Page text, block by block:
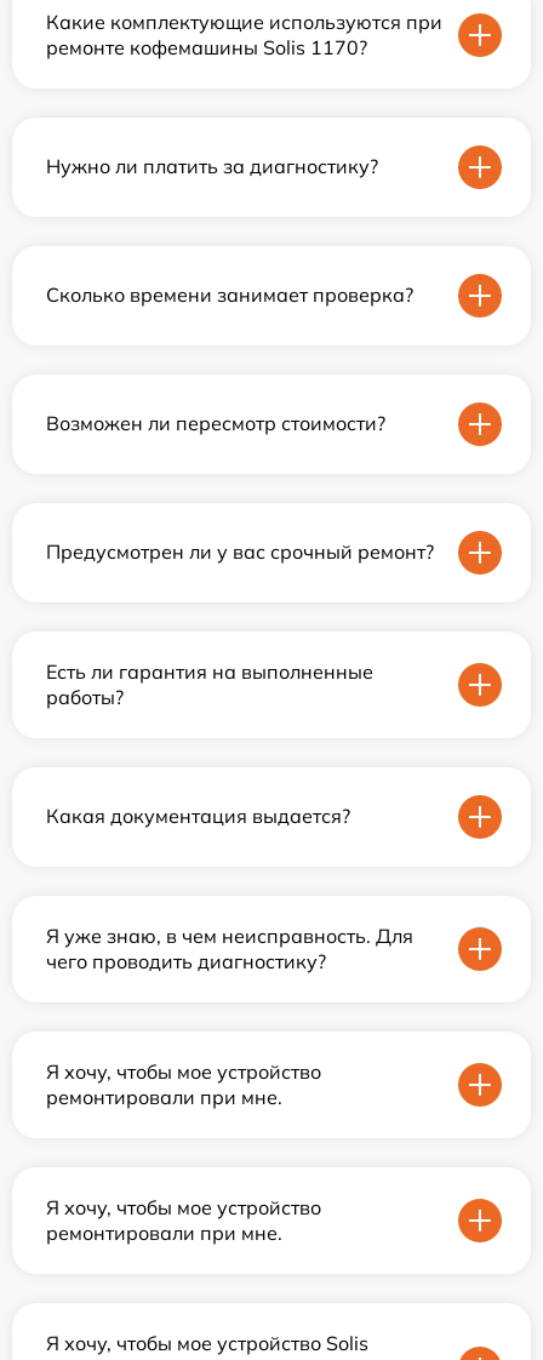
Какие комплектующие используются при
ремонте кофемашины Solis 1170?
Нужно ли платить за диагностику?
Сколько времени занимает проверка?
Возможен ли пересмотр стоимости?
Предусмотрен ли у вас срочный ремонт?
Есть ли гарантия на выполненные
работы?
Какая документация выдается?
Я уже знаю, в чем неисправность. Для
чего проводить диагностику?
Я хочу, чтобы мое устройство
ремонтировали при мне.
Я хочу, чтобы мое устройство
ремонтировали при мне.
Я хочу, чтобы мое устройство Solis